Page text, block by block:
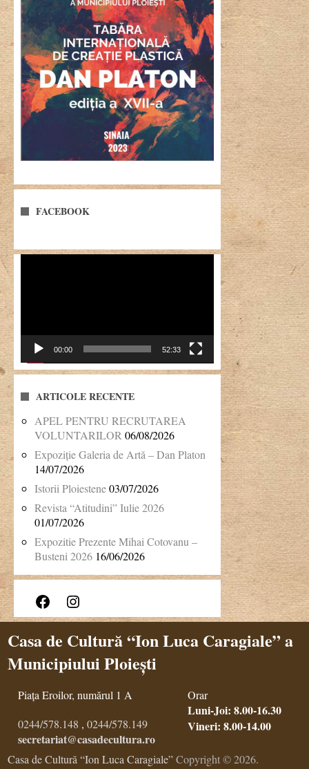
FACEBOOK
00:00 52:33
ARTICOLE RECENTE
APEL PENTRU RECRUTAREA
VOLUNTARILOR06/08/2026
Expoziție Galeria de Artă – Dan Platon
14/07/2026
Istorii Ploiestene03/07/2026
Revista “Atitudini” Iulie 2026
01/07/2026
Expozitie Prezente Mihai Cotovanu –
Busteni 2026 16/06/2026
Facebook Instagram
Casa de Cultură “Ion Luca Caragiale” a
Municipiului Ploiești
Piața Eroilor, numărul 1 A
0244/578.148 ,0244/578.149
secretariat@casadecultura.ro
Orar
Luni-Joi: 8.00-16.30
Vineri: 8.00-14.00
Casa de Cultură “Ion Luca Caragiale”Copyright © 2026.